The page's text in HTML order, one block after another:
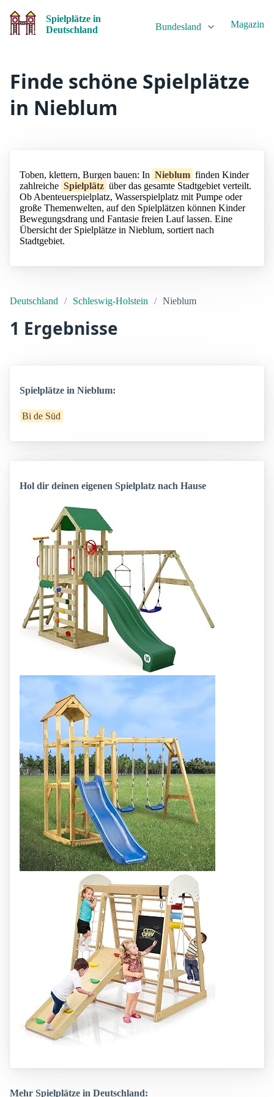
Spielplätze in
Deutschland
Bundesland Magazin
Finde schöne Spielplätze
in Nieblum
Toben, klettern, Burgen bauen: In Nieblum finden Kinder
zahlreiche Spielplätz über das gesamte Stadtgebiet verteilt.
Ob Abenteuerspielplatz, Wasserspielplatz mit Pumpe oder
große Themenwelten, auf den Spielplätzen können Kinder
Bewegungsdrang und Fantasie freien Lauf lassen. Eine
Übersicht der Spielplätze in Nieblum, sortiert nach
Stadtgebiet.
Deutschland Schleswig-Holstein Nieblum
1 Ergebnisse
Spielplätze in Nieblum:
Bi de Süd
Hol dir deinen eigenen Spielplatz nach Hause
Mehr Spielplätze in Deutschland: